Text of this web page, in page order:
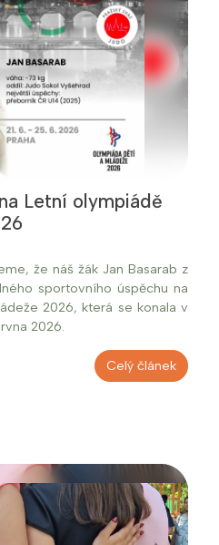
Letní olympiádě
že náš žák Jan Basarab z
sportovního úspěchu na
2026, která se konala v
2026.
Celý článek